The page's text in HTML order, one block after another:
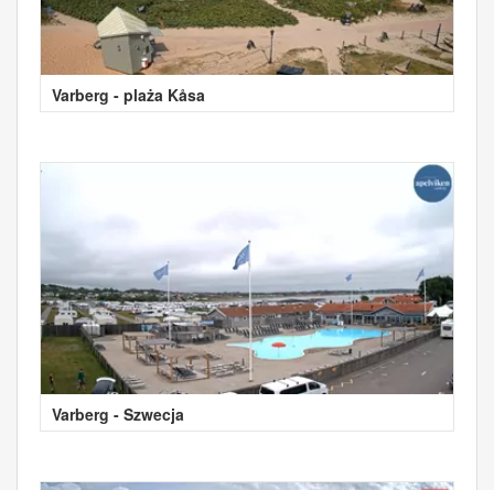
Varberg - plaża Kåsa
Varberg - Szwecja